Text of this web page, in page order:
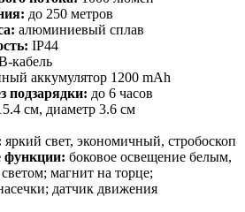
до 250 метров
алюминиевый сплав
IP44
кабель
аккумулятор 1200 mAh
подзарядки: до 6 часов
см, диаметр 3.6 см
яркий свет, экономичный, стробоскоп
функции: боковое освещение белым,
магнит на торце;
датчик движения